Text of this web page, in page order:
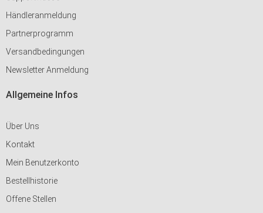
Händleranmeldung
Partnerprogramm
Versandbedingungen
Newsletter Anmeldung
Allgemeine Infos
Über Uns
Kontakt
Mein Benutzerkonto
Bestellhistorie
Offene Stellen